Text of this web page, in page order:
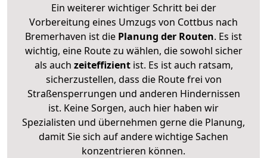
Ein weiterer wichtiger Schritt bei der
Vorbereitung eines Umzugs von Cottbus nach
Bremerhaven ist die Planung der Routen. Es ist
wichtig, eine Route zu wählen, die sowohl sicher
als auch zeiteffizientist. Es ist auch ratsam,
sicherzustellen, dass die Route frei von
Straßensperrungen und anderen Hindernissen
ist. Keine Sorgen, auch hier haben wir
Spezialisten und übernehmen gerne die Planung,
damit Sie sich auf andere wichtige Sachen
konzentrieren können.